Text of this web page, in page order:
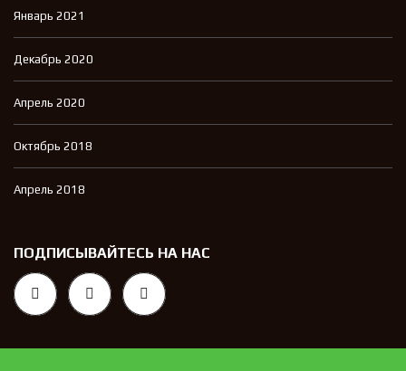
Январь 2021
Декабрь 2020
Апрель 2020
Октябрь 2018
Апрель 2018
ПОДПИСЫВАЙТЕСЬ НА НАС